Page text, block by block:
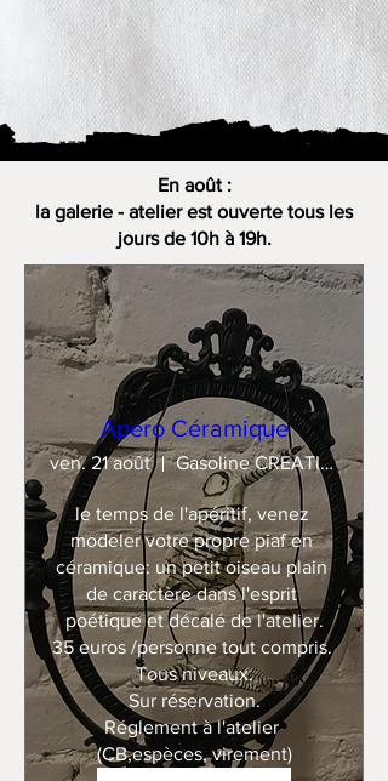
En août :
la galerie - atelier est ouverte tous les
jours de 10h à 19h.
Apéro Céramique
ven. 21 août Gasoline CREATION
le temps de l'apéritif, venez
modeler votre propre piaf en
céramique: un petit oiseau plain
de caractère dans l'esprit
poétique et décalé de l'atelier.
35 euros /personne tout compris.
Tous niveaux.
Sur réservation.
Réglement à l'atelier
(CB,espèces, virement)